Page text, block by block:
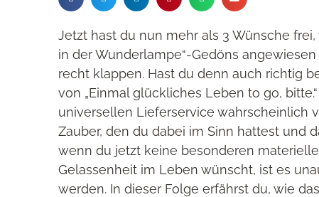
Jetzt hast du nun mehr als 3 Wünsche
in der Wunderlampe“-Gedöns
recht klappen. Hast du denn auch richtig
von „Einmal glückliches Leben to go,
universellen Lieferservice wahrscheinlich
Zauber, den du dabei im Sinn hattest und
wenn du jetzt keine besonderen
Gelassenheit im Leben wünscht, ist es
werden. In dieser Folge erfährst du, wie